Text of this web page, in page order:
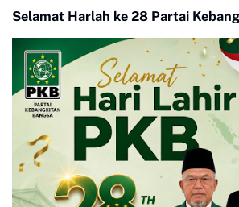
2026-2030
Selamat Harlah ke 28 Partai